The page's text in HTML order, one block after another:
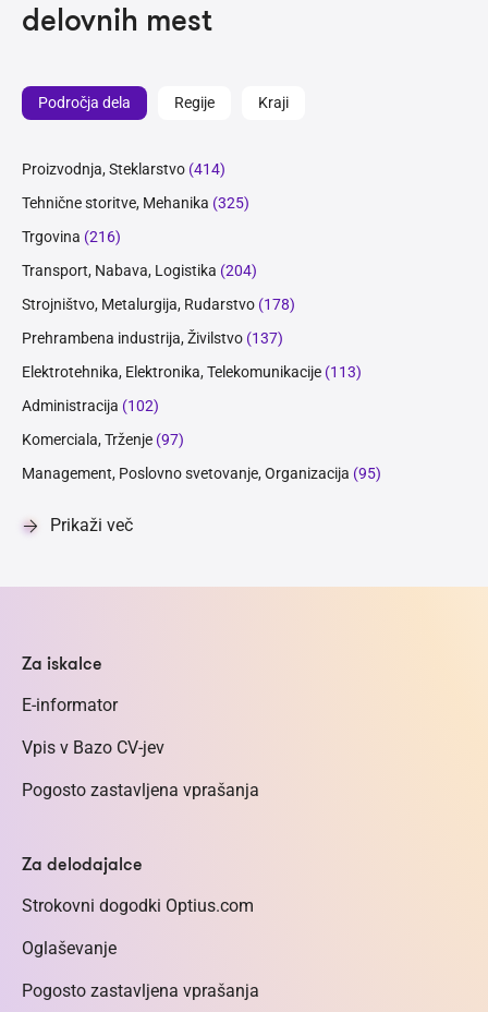
delovnih mest
Področja dela Regije Kraji
Proizvodnja, Steklarstvo (414)
Tehnične storitve, Mehanika (325)
Trgovina (216)
Transport, Nabava, Logistika (204)
Strojništvo, Metalurgija, Rudarstvo (178)
Prehrambena industrija, Živilstvo (137)
Elektrotehnika, Elektronika, Telekomunikacije (113)
Administracija (102)
Komerciala, Trženje (97)
Management, Poslovno svetovanje, Organizacija (95)
Prikaži več
Za iskalce
E-informator
Vpis v Bazo CV-jev
Pogosto zastavljena vprašanja
Za delodajalce
Strokovni dogodki Optius.com
Oglaševanje
Pogosto zastavljena vprašanja